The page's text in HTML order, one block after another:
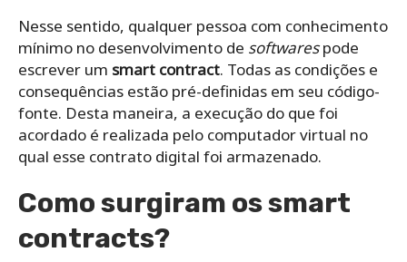
Nesse sentido, qualquer pessoa com conhecimento
mínimo no desenvolvimento de softwarespode
escrever um smart contract. Todas as condições e
consequências estão pré-definidas em seu código-
fonte. Desta maneira, a execução do que foi
acordado é realizada pelo computador virtual no
qual esse contrato digital foi armazenado.
Como surgiram ossmart
contracts?